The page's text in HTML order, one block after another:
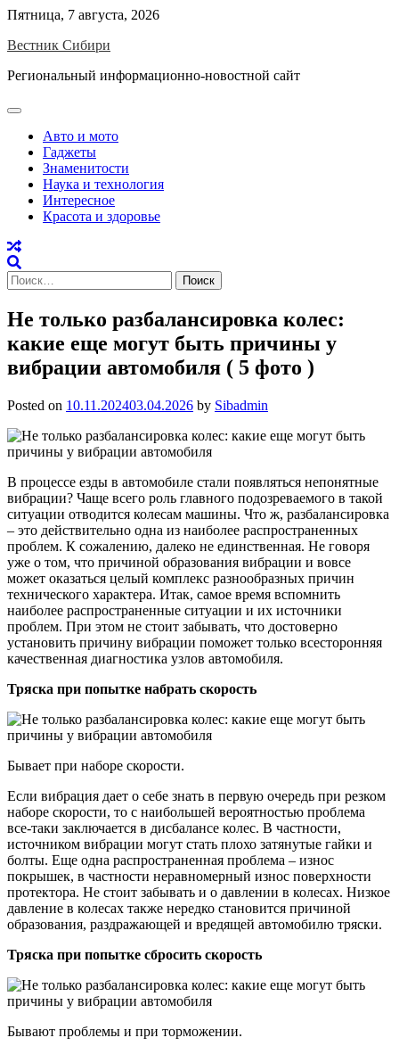
Skip
content
Пятница, 7 августа, 2026
Вестник Сибири
Региональный информационно-новостной сайт
Авто и мото
Гаджеты
Знаменитости
Наука и технология
Интересное
Красота и здоровье
Найти:
Не только разбалансировка колес:
какие еще могут быть причины у
вибрации автомобиля ( 5 фото )
Posted on 10.11.202403.04.2026 by Sibadmin
В процессе езды в автомобиле стали появляться непонятные
вибрации? Чаще всего роль главного подозреваемого в такой
ситуации отводится колесам машины. Что ж, разбалансировка
– это действительно одна из наиболее распространенных
проблем. К сожалению, далеко не единственная. Не говоря
уже о том, что причиной образования вибрации и вовсе
может оказаться целый комплекс разнообразных причин
технического характера. Итак, самое время вспомнить
наиболее распространенные ситуации и их источники
проблем. При этом не стоит забывать, что достоверно
установить причину вибрации поможет только всесторонняя
качественная диагностика узлов автомобиля.
Тряска при попытке набрать скорость
Бывает при наборе скорости.
Если вибрация дает о себе знать в первую очередь при резком
наборе скорости, то с наибольшей вероятностью проблема
все-таки заключается в дисбалансе колес. В частности,
источником вибрации могут стать плохо затянутые гайки и
болты. Еще одна распространенная проблема – износ
покрышек, в частности неравномерный износ поверхности
протектора. Не стоит забывать и о давлении в колесах. Низкое
давление в колесах также нередко становится причиной
образования, раздражающей и вредящей автомобилю тряски.
Тряска при попытке сбросить скорость
Бывают проблемы и при торможении.